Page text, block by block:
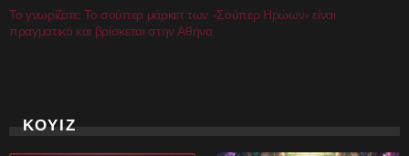
Το γνωρίζατε; Το σούπερ μάρκετ των «Σούπερ Ηρώων» είναι
πραγματικό και βρίσκεται στην Αθήνα
ΚΟΥΙΖ